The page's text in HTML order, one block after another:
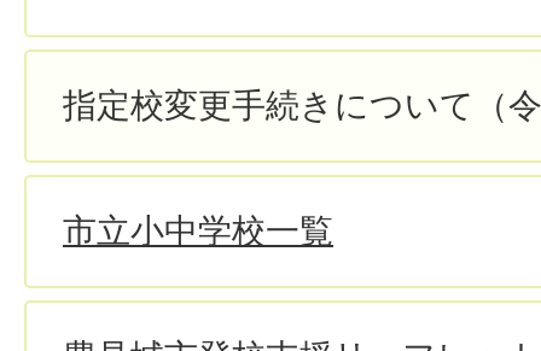
指定校変更手続きについて（
市立小中学校一覧